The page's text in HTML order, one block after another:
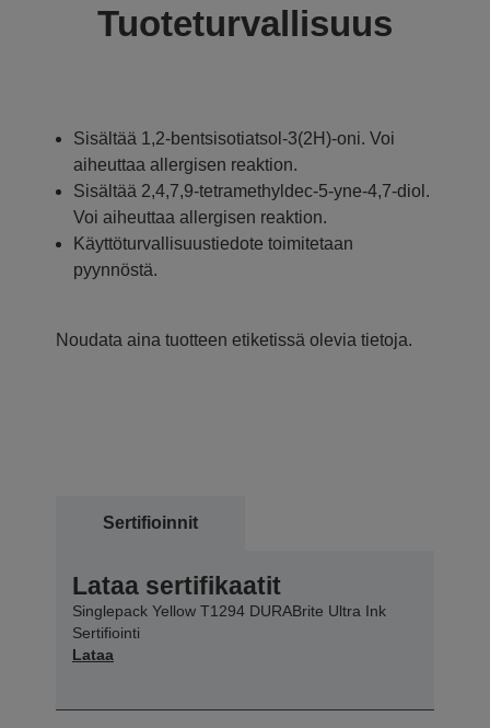
Tuoteturvallisuus
Sisältää 1,2-bentsisotiatsol-3(2H)-oni. Voi
aiheuttaa allergisen reaktion.
Sisältää 2,4,7,9-tetramethyldec-5-yne-4,7-diol.
Voi aiheuttaa allergisen reaktion.
Käyttöturvallisuustiedote toimitetaan
pyynnöstä.
Noudata aina tuotteen etiketissä olevia tietoja.
Sertifioinnit
Lataa sertifikaatit
Singlepack Yellow T1294 DURABrite Ultra Ink
Sertifiointi
Lataa